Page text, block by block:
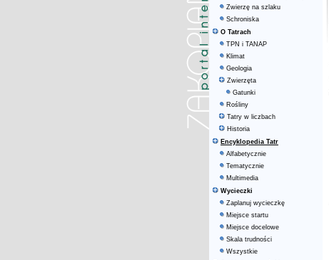
Zwierzę na szlaku
Schroniska
O Tatrach
TPN i TANAP
Klimat
Geologia
Zwierzęta
Gatunki
Rośliny
Tatry w liczbach
Historia
Encyklopedia Tatr
Alfabetycznie
Tematycznie
Multimedia
Wycieczki
Zaplanuj wycieczkę
Miejsce startu
Miejsce docelowe
Skala trudności
Wszystkie